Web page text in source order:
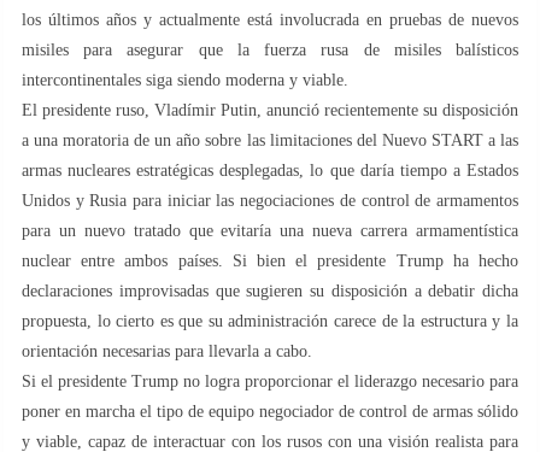
los últimos años y actualmente está involucrada en pruebas de nuevos
misiles para asegurar que la fuerza rusa de misiles balísticos
intercontinentales siga siendo moderna y viable.
El presidente ruso, Vladímir Putin, anunció recientemente su disposición
a una moratoria de un año sobre las limitaciones del Nuevo START a las
armas nucleares estratégicas desplegadas, lo que daría tiempo a Estados
Unidos y Rusia para iniciar las negociaciones de control de armamentos
para un nuevo tratado que evitaría una nueva carrera armamentística
nuclear entre ambos países. Si bien el presidente Trump ha hecho
declaraciones improvisadas que sugieren su disposición a debatir dicha
propuesta, lo cierto es que su administración carece de la estructura y la
orientación necesarias para llevarla a cabo.
Si el presidente Trump no logra proporcionar el liderazgo necesario para
poner en marcha el tipo de equipo negociador de control de armas sólido
y viable, capaz de interactuar con los rusos con una visión realista para